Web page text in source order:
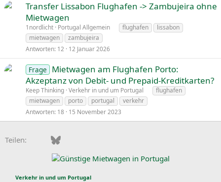
Transfer Lissabon Flughafen -> Zambujeira ohne
Mietwagen
1nordlicht Portugal Allgemein flughafen
lissabon
mietwagen
zambujeira
Antworten 12 12 Januar 2026
Frage
Mietwagen am Flughafen Porto:
Akzeptanz von Debit- und Prepaid-Kreditkarten?
Keep Thinking Verkehr in und um Portugal
flughafen
mietwagen
porto portugal
verkehr
Antworten 18 15 November 2023
Teilen: FacebookBluesky
Verkehr in und um Portugal